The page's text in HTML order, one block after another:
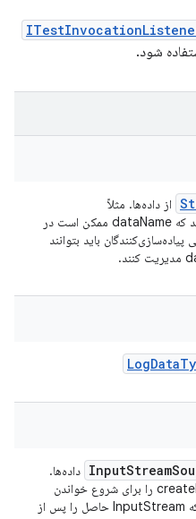
شود.
از داده‌ها. مثلاً
"device_logcat". توجه داشته باشید که dataName ممکن است در
باید بتوانند
LogData
InputStream
داده‌ها.
پیاده‌سازی‌کنندگان باید createInputStream را برای شروع خواندن
داده‌ها فراخوانی کنند و مطمئن شوند که InputStream حاصل را پس از